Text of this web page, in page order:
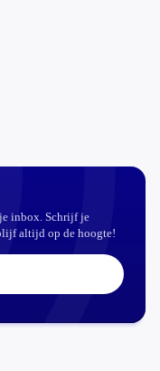
inbox. Schrijf je
altijd op de hoogte!